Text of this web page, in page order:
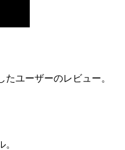
ユーザーのレビュー。